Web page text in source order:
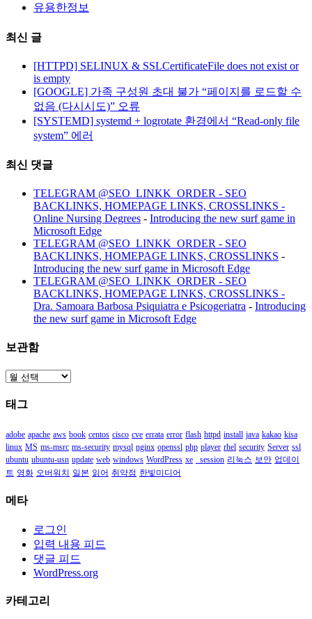
유용한정보
최신 글
[HTTPD] SELINUX & SSLCertificateFile does not exist or
is empty
[GOOGLE] 가족 구성원 초대 불가 “페이지를 로드할 수
없음 (다시시도)” 오류
[SYSTEMD] systemd + logrotate 환경에서 “Read-only file
system” 에러
최신 댓글
TELEGRAM @SEO_LINKK_ORDER - SEO
BACKLINKS, HOMEPAGE LINKS, CROSSLINKS -
Online Nursing Degrees - Introducing the new surf game in
Microsoft Edge
TELEGRAM @SEO_LINKK_ORDER - SEO
BACKLINKS, HOMEPAGE LINKS, CROSSLINKS -
Introducing the new surf game in Microsoft Edge
TELEGRAM @SEO_LINKK_ORDER - SEO
BACKLINKS, HOMEPAGE LINKS, CROSSLINKS -
Dra. Samoara Barbosa Psiquiatra e Psicogeriatra - Introducing
the new surf game in Microsoft Edge
보관함
보
함
태그
adobe apache aws book centos cisco cve errata error flash httpd install java kakao kisa
linux MS ms-msrc ms-security mysql nginx openssl php player rhel security Server ssl
ubuntu ubuntu-usn update web windows WordPress xe _session 리눅스 보안 업데이
트 영화 오버워치 일본 읽어 취약점 한빛미디어
메타
로그인
입력 내용 피드
댓글 피드
WordPress.org
카테고리